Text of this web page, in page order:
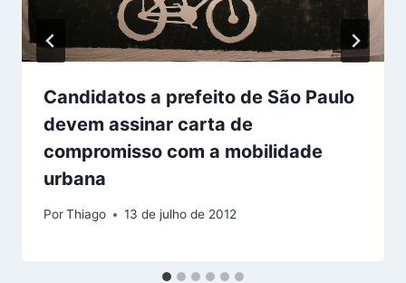
Candidatos a prefeito de São Paulo
devem assinar carta de
compromisso com a mobilidade
urbana
PorThiago 13 de julho de 2012